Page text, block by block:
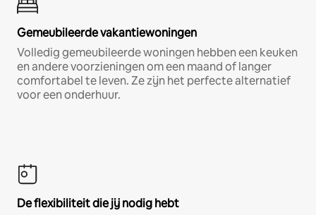
Gemeubileerde vakantiewoningen
Volledig gemeubileerde woningen hebben een keuken
en andere voorzieningen om een maand of langer
comfortabel te leven. Ze zijn het perfecte alternatief
voor een onderhuur.
De flexibiliteit die jij nodig hebt